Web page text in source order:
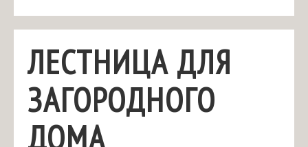
ЛЕСТНИЦА ДЛЯ
ЗАГОРОДНОГО
ДОМА